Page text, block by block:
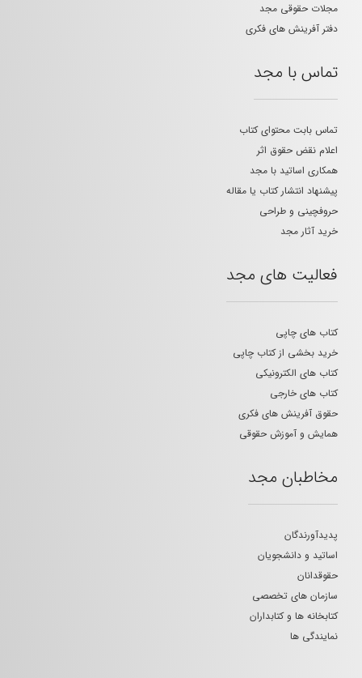
مجلات حقوقی مجد
دفتر آفرینش های فکری
تماس با مجد
تماس بابت محتوای کتاب
اعلام نقض حقوق اثر
همکاری اساتید با مجد
پیشنهاد انتشار کتاب یا مقاله
حروفچینی و طراحی
خرید آثار مجد
فعالیت های مجد
کتاب های چاپی
خرید بخشی از کتاب چاپی
کتاب های الکترونیکی
کتاب های خارجی
حقوق آفرینش های فکری
همایش و آموزش حقوقی
مخاطبان مجد
پدیدآورندگان
اساتید و دانشجویان
حقوقدانان
سازمان های تخصصی
کتابخانه ها و کتابداران
نمایندگی ها